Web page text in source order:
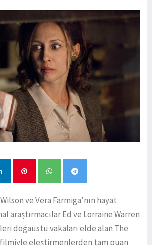
ve Vera Farmiga’nın hayat
araştırmacılar Ed ve Lorraine Warren
doğaüstü vakaları elde alan The
eleştirmenlerden tam puan